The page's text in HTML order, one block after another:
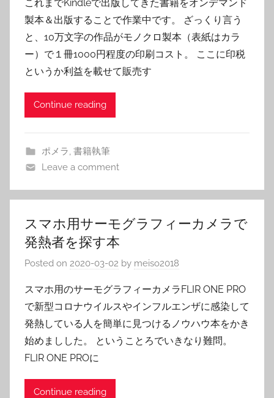
これまでKindleで出版してきた書籍をオンデマンド
製本＆出版することで作業中です。 ざっくり言う
と、10万文字の作品がモノクロ製本（表紙はカラ
ー）で１冊1000円程度の印刷コスト。 ここに印税
というか利益を載せて販売す
Continue reading
ポメラ 書籍執筆
Leave a comment
スマホ用サーモグラフィーカメラで
発熱者を探す本
Posted on 2020-03-02 by meiso2018
スマホ用のサーモグラフィーカメラFLIR ONE PRO
で新型コロナウイルスやインフルエンザに感染して
発熱している人を簡単に見つけるノウハウ本をかき
始めましした。 ということろでいきなり難問。
FLIR ONE PROに
Continue reading